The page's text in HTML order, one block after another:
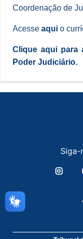
Coordenação de
Acesse aqui o
Clique aqui para
Poder Judiciário.
Siga-